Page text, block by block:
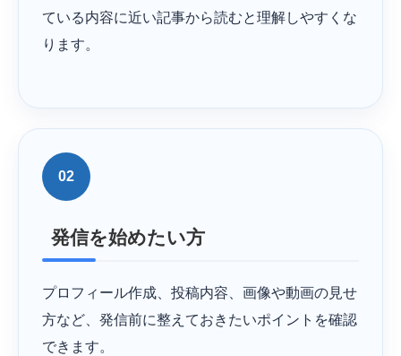
ている内容に近い記事から読むと理解しやすくな
ります。
02
発信を始めたい方
プロフィール作成、投稿内容、画像や動画の見せ
方など、発信前に整えておきたいポイントを確認
できます。